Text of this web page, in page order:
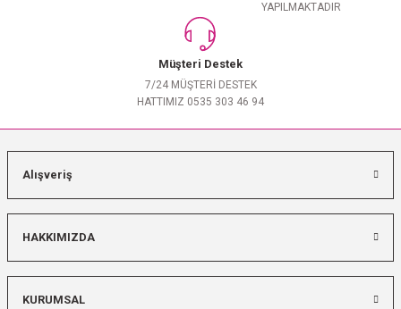
YAPILMAKTADIR
Müşteri Destek
7/24 MÜŞTERİ DESTEK
HATTIMIZ 0535 303 46 94
Alışveriş
HAKKIMIZDA
KURUMSAL